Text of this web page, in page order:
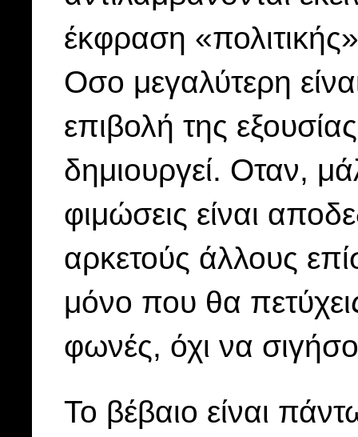
έκφραση
Οσο μεγαλύτερη
επιβολή της
δημιουργεί. Οταν,
φιμώσεις είναι
αρκετούς άλλους
μόνο που θα
φωνές, όχι να
Το βέβαιο είναι